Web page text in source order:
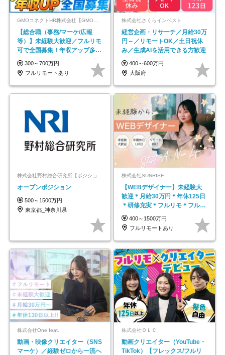
GMOコネクトHR株式会社【GMOインターネットグループ】
【総合職（事務/マーケ/広報
等）】未経験大歓迎／フルリモ
可で全国募集！年収アップ多数
★年休最大130日★
300～700万円
フルリモートあり
株式会社さくらインベスト
経営企画・リサーチ／月給30万
円～／リモートOK／土日祝休
み／生成AIを活用できる方歓迎
400～600万円
大阪府
オープンポジション
500～1500万円
東京都_神奈川県
株式会社SUNRISE
【WEBデザイナー】未経験大
歓迎＊月給30万円＊年休125日
＊研修充実＊フルリモ＊フルフ
レックス＊
400～1500万円
フルリモートあり
株式会社One feat.
動画・映像クリエイター（SNS
マーケ）／経験ゼロから一流へ
株式会社ＯＬＣ
動画クリエイター（YouTube・
TikTok）【フレックス/フルリ